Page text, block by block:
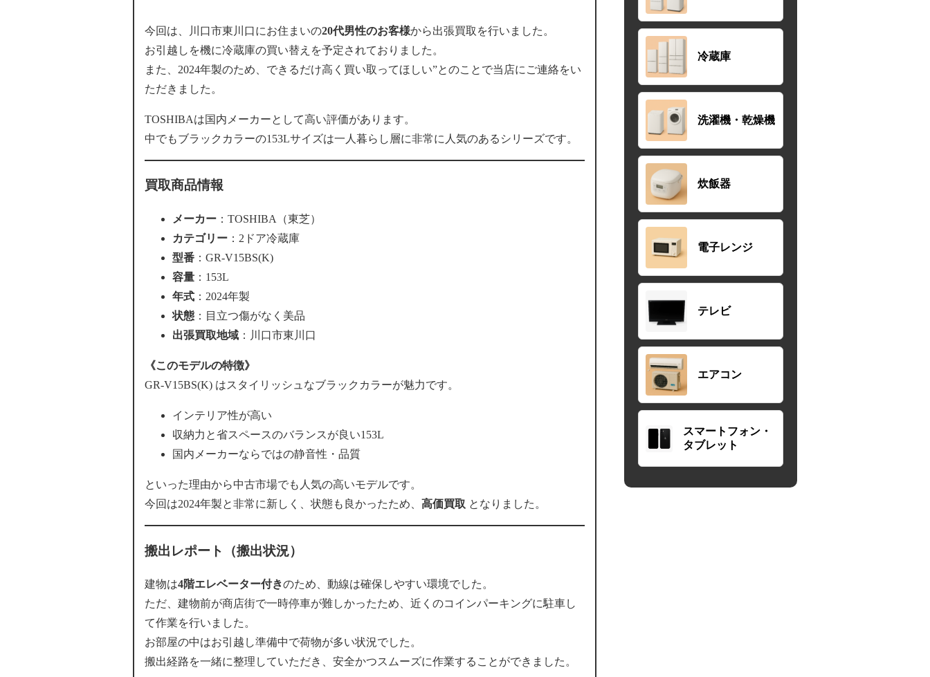
今回は、川口市東川口にお住まいの20代男性のお客様から出張買取を行いました。
お引越しを機に冷蔵庫の買い替えを予定されておりました。
また、2024年製のため、できるだけ高く買い取ってほしい”とのことで当店にご連絡をい
ただきました。
TOSHIBAは国内メーカーとして高い評価があります。
中でもブラックカラーの153Lサイズは一人暮らし層に非常に人気のあるシリーズです。
買取商品情報
メーカー ：TOSHIBA（東芝）
カテゴリー ：2ドア冷蔵庫
型番 ：GR-V15BS(K)
容量 ：153L
年式 ：2024年製
状態 ：目立つ傷がなく美品
出張買取地域 ：川口市東川口
《このモデルの特徴》
GR-V15BS(K) はスタイリッシュなブラックカラーが魅力です。
インテリア性が高い
収納力と省スペースのバランスが良い153L
国内メーカーならではの静音性・品質
といった理由から中古市場でも人気の高いモデルです。
今回は2024年製と非常に新しく、状態も良かったため、 高価買取 となりました。
搬出レポート（搬出状況）
建物は4階エレベーター付きのため、動線は確保しやすい環境でした。
ただ、建物前が商店街で一時停車が難しかったため、近くのコインパーキングに駐車し
て作業を行いました。
お部屋の中はお引越し準備中で荷物が多い状況でした。
搬出経路を一緒に整理していただき、安全かつスムーズに作業することができました。
冷蔵庫
洗濯機・乾燥機
炊飯器
電子レンジ
テレビ
エアコン
スマートフォン・
タブレット